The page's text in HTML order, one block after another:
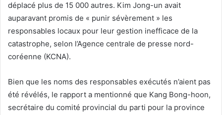
déplacé plus de 15 000 autres. Kim Jong-un avait
auparavant promis de « punir sévèrement » les
responsables locaux pour leur gestion inefficace de la
catastrophe, selon l’Agence centrale de presse nord-
coréenne (KCNA).
Bien que les noms des responsables exécutés n’aient pas
été révélés, le rapport a mentionné que Kang Bong-hoon,
secrétaire du comité provincial du parti pour la province